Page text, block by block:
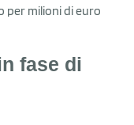
per milioni di euro
fase di